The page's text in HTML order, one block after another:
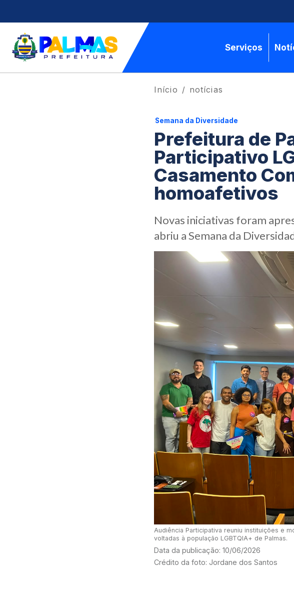
Serviços
Início notícias
Semana da Diversidade
Prefeitura de
Participativo
Casamento
homoafetivos
Novas iniciativas foram
abriu a Semana da
Audiência Participativa reuniu instituições e
voltadas à população LGBTQIA+ de Palmas.
Data da publicação: 10/06/2026
Crédito da foto: Jordane dos Santos